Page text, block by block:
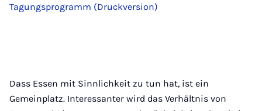
Tagungsprogramm (Druckversion)
Dass Essen mit Sinnlichkeit zu tun hat, ist ein
Gemeinplatz. Interessanter wird das Verhältnis von